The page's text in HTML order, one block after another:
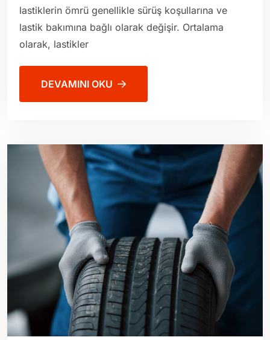
lastiklerin ömrü genellikle sürüş koşullarına ve
lastik bakımına bağlı olarak değişir. Ortalama
olarak, lastikler
DEVAMINI OKU